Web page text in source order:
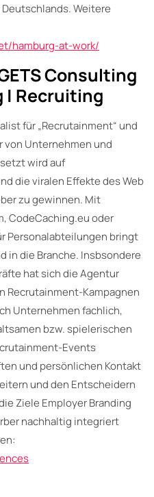
Weitere
hamburg-at-work/
Consulting
| Recruiting
für „Recrutainment“ und
Unternehmen und
wird auf
die viralen Effekte des Web
zu gewinnen. Mit
CodeCaching.eu oder
Personalabteilungen bringt
in die Branche. Insbsondere
hat sich die Agentur
Recrutainment-Kampagnen
Unternehmen fachlich,
bzw. spielerischen
Events
und persönlichen Kontakt
und den Entscheidern
Ziele Employer Branding
nachhaltig integriert